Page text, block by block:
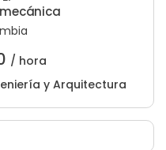
/ hora
y Arquitectura